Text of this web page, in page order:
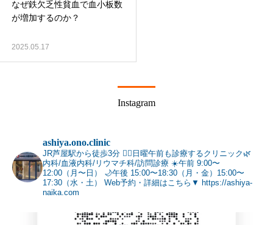
なぜ鉄欠乏性貧血で血小板数
が増加するのか？
2025.05.17
Instagram
ashiya.ono.clinic
JR芦屋駅から徒歩3分 🚶‍♂️日曜午前も診療するクリニック🌿
内科/血液内科/リウマチ科/訪問診療 ☀️午前 9:00〜
12:00（月〜日）
🌙午後 15:00〜18:30（月・金）15:00〜
17:30（水・土）
Web予約・詳細はこちら▼ https://ashiya-
naika.com